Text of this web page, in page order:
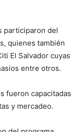
participaron del
quienes también
El Salvador cuyas
entre otros.
fueron capacitadas
y mercadeo.